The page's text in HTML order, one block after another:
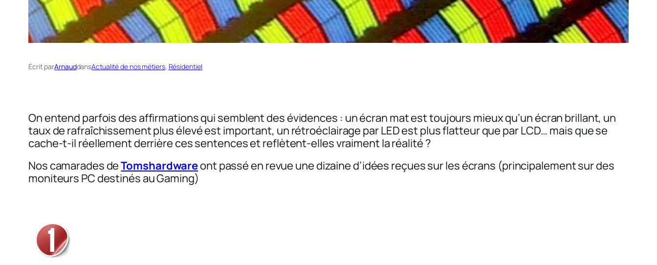
Écrit parArnauddansActualité de nos métiers, Résidentiel
On entend parfois des affirmations qui semblent des évidences : un écran mat est toujours mieux qu’un écran brillant, un
taux de rafraîchissement plus élevé est important, un rétroéclairage par LED est plus flatteur que par LCD… mais que se
cache-t-il réellement derrière ces sentences et reflètent-elles vraiment la réalité ?
Nos camarades deTomshardwareont passé en revue une dizaine d’idées reçues sur les écrans (principalement sur des
moniteurs PC destinés au Gaming)